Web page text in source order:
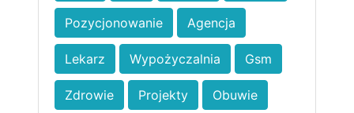
Pozycjonowanie Agencja
Lekarz Wypożyczalnia Gsm
Zdrowie Projekty Obuwie